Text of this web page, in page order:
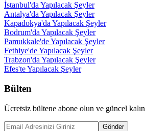
İstanbul'da Yapılacak Şeyler
Antalya'da Yapılacak Şeyler
Kapadokya'da Yapılacak Şeyler
Bodrum'da Yapılacak Şeyler
Pamukkale'de Yapılacak Şeyler
Fethiye'de Yapılacak Şeyler
Trabzon'da Yapılacak Şeyler
Efes'te Yapılacak Şeyler
Bülten
Ücretsiz bültene abone olun ve güncel kalın
Gönder